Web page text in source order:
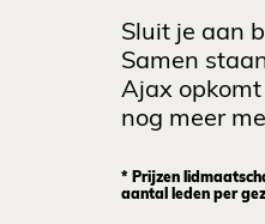
Sluit je aan
Samen
Ajax
nog meer
* Prijzen
aantal leden per